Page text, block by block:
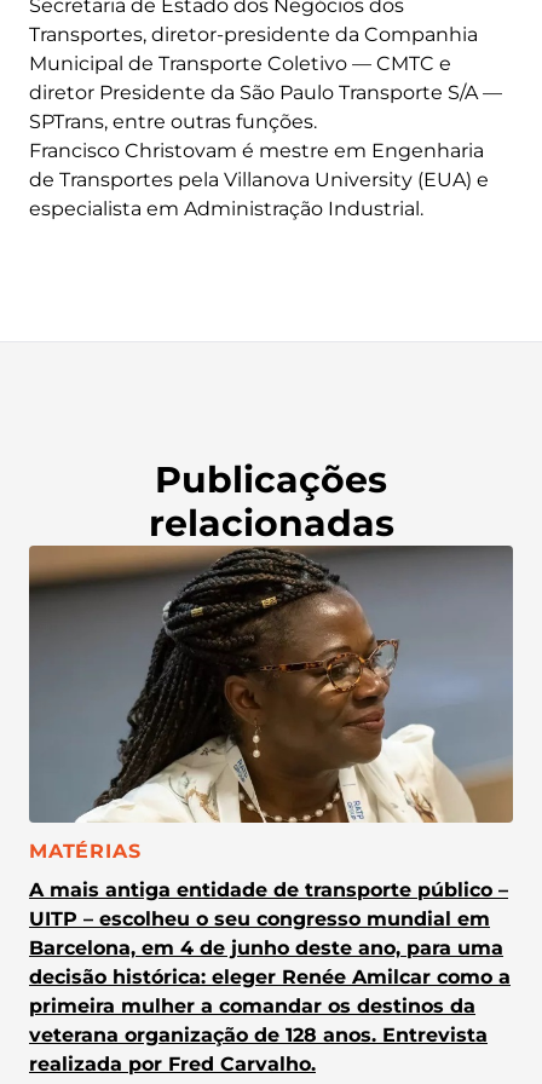
Secretaria de Estado dos Negócios dos
Transportes, diretor-presidente da Companhia
Municipal de Transporte Coletivo — CMTC e
diretor Presidente da São Paulo Transporte S/A —
SPTrans, entre outras funções.
Francisco Christovam é mestre em Engenharia
de Transportes pela Villanova University (EUA) e
especialista em Administração Industrial.
Publicações
relacionadas
CATEGORIA:
MATÉRIAS
A mais antiga entidade de transporte público –
UITP – escolheu o seu congresso mundial em
Barcelona, em 4 de junho deste ano, para uma
decisão histórica: eleger Renée Amilcar como a
primeira mulher a comandar os destinos da
veterana organização de 128 anos. Entrevista
realizada por Fred Carvalho.